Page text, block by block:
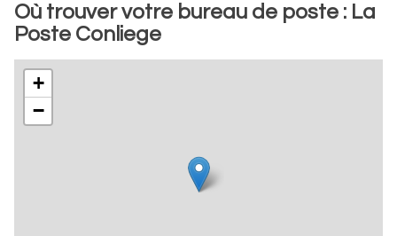
Où trouver votre bureau de poste : La
Poste Conliege
+
−